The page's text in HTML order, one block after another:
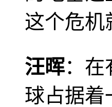
这个危机
汪晖：
球占据着